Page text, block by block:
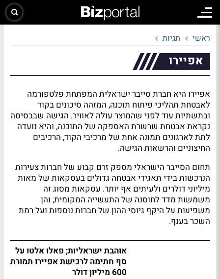
ראשי תגיות
אפיירו
אפיירו היא חברת סייבר ישראלית המפתחת פלטפורמה
לאבטחת תהליכי פיתוח תוכנה, המזהה סיכונים בקוד
ובתשתיות עוד לפני שהמוצר עולה לאוויר. הגישה שבבסיסה
נקראת אבטחת שרשרת האספקה של התוכנה, והיא נועדה
לתת לארגונים תמונה אחת של מרכיבי הקוד, הרכיבים
החיצוניים והרשאות הגישה.
תחום הסייבר הישראלי מספק זרם קבוע של חברות צעירות
הנרכשות בידי תאגידי אבטחה גדולים בעסקאות של מאות
מיליוני דולרים ולעיתים אף יותר. עסקאות מסוג זה
משמשות מדד לחוסנה של התעשייה המקומית, והן
משפיעות על היקף גיוסי ההון של חברות נוספות ועל רמת
השכר בענף.
אוהבת ישראליות; פאלו אלטו על
סף חתימה לרכישת אפיירו תמורת
600 מיליון דולר